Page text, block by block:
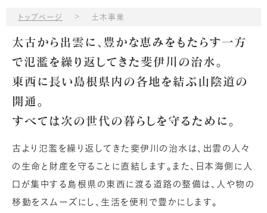
トップページ > 土木事業
太古から出雲に、豊かな恵みをもたらす一方
で氾濫を繰り返してきた斐伊川の治水。
東西に長い島根県内の各地を結ぶ山陰道の
開通。
すべては次の世代の暮らしを守るために。
古より氾濫を繰り返してきた斐伊川の治水は、出雲の人々
の生命と財産を守ることに直結します。また、日本海側に人
口が集中する島根県の東西に渡る道路の整備は、人や物の
移動をスムーズにし、生活を便利で豊かにします。